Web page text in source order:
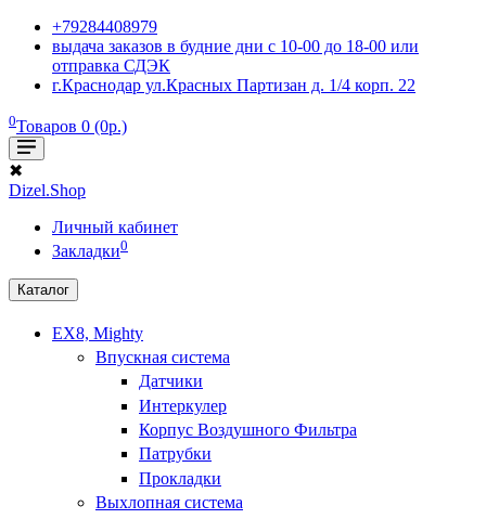
+79284408979
выдача заказов в будние дни с 10-00 до 18-00 или
отправка СДЭК
г.Краснодар ул.Красных Партизан д. 1/4 корп. 22
0Товаров 0 (0р.)
✖
Dizel.Shop
Личный кабинет
Закладки0
Каталог
EX8, Mighty
Впускная система
Датчики
Интеркулер
Корпус Воздушного Фильтра
Патрубки
Прокладки
Выхлопная система